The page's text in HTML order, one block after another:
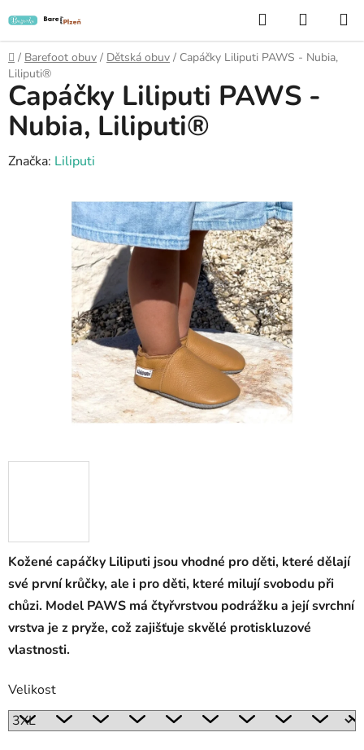
na
obsah
Hledat
KOŠÍK
Domů
/ Barefoot obuv / Dětská obuv / Capáčky Liliputi PAWS - Nubia,
Liliputi®
Kožené capáčky Liliputi jsou vhodné pro děti, které dělají
své první krůčky, ale i pro děti, které milují svobodu při
chůzi. Model PAWS má čtyřvrstvou podrážku a její svrchní
vrstva je z pryže, což zajišťuje skvělé protiskluzové
vlastnosti.
Velikost
Capáčky Liliputi PAWS -
Nubia, Liliputi®
Značka: Liliputi